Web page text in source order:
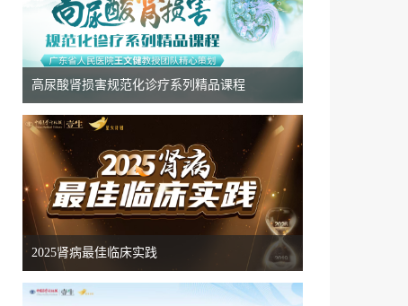
8月14日
18:50
“始于APRIL，治肾有方”慢性肾脏病精准治疗线上交流会8.14
8月13日
18:50
星火计划·前沿瞭望--慢病综合管理系列会8.13
8月08日
13:50
高尿酸肾损害规范化诊疗系列精品课程
2025肾病最佳临床实践